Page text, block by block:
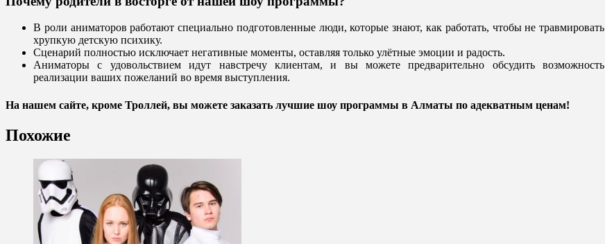
В роли аниматоров работают специально подготовленные люди, которые знают, как работать, чтобы не травмировать
хрупкую детскую психику.
Сценарий полностью исключает негативные моменты, оставляя только улётные эмоции и радость.
Аниматоры с удовольствием идут навстречу клиентам, и вы можете предварительно обсудить возможность
реализации ваших пожеланий во время выступления.
На нашем сайте, кроме Троллей, вы можете заказать лучшие шоу программы в Алматы по адекватным ценам!
Похожие